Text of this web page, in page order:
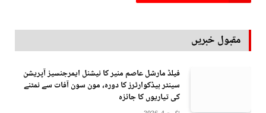
مقبول خبریں
فیلڈ مارشل عاصم منیر کا نیشنل ایمرجنسیز آپریشن
سینٹر ہیڈکوارٹرز کا دورہ، مون سون آفات سے نمٹنے
کی تیاریوں کا جائزہ